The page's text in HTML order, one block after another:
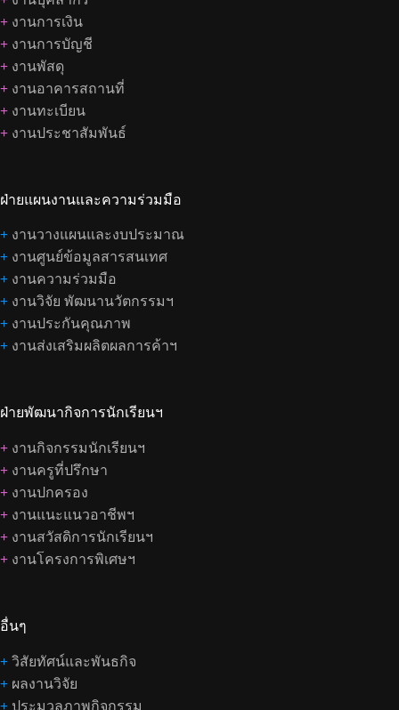
+ งานการเงิน
+ งานการบัญชี
+ งานพัสดุ
+ งานอาคารสถานที่
+ งานทะเบียน
+ งานประชาสัมพันธ์
ฝ่ายแผนงานและความร่วมมือ
+ งานวางแผนและงบประมาณ
+ งานศูนย์ข้อมูลสารสนเทศ
+ งานความร่วมมือ
+ งานวิจัย พัฒนานวัตกรรมฯ
+ งานประกันคุณภาพ
+ งานส่งเสริมผลิตผลการค้าฯ
ฝ่ายพัฒนากิจการนักเรียนฯ
+ งานกิจกรรมนักเรียนฯ
+ งานครูที่ปรึกษา
+ งานปกครอง
+ งานแนะแนวอาชีพฯ
+ งานสวัสดิการนักเรียนฯ
+ งานโครงการพิเศษฯ
อื่นๆ
+ วิสัยทัศน์และพันธกิจ
+ ผลงานวิจัย
+ ประมวลภาพกิจกรรม